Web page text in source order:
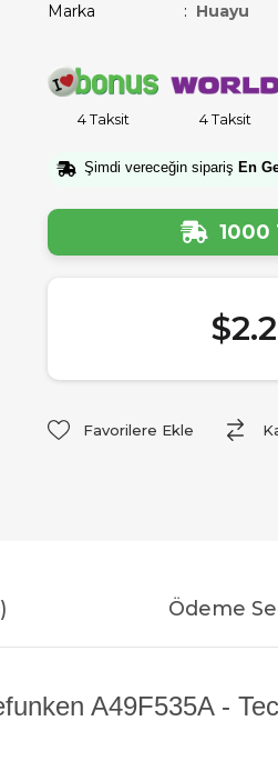
Marka : Huayu
4 Taksit 4 Taksit
Şimdi vereceğin sipariş En
1000
Favorilere Ekle
Ödeme
A49F535A -